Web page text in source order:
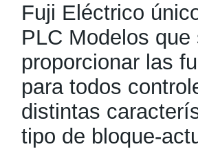
Fuji Eléctrico
PLC Modelos
proporcionar las
para todos
distintas
tipo de bloque-